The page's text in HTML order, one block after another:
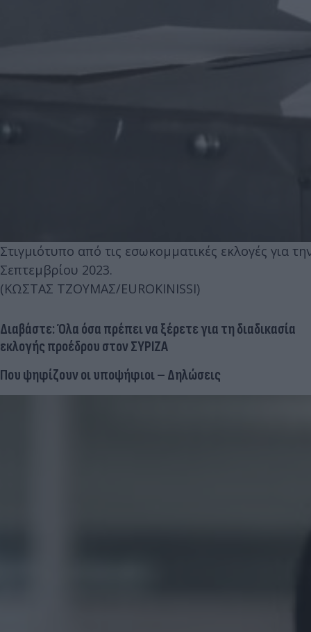
Στιγμιότυπο από τις εσωκομματικές εκλογές για
Σεπτεμβρίου 2023.
(ΚΩΣΤΑΣ ΤΖΟΥΜΑΣ/EUROKINISSI)
Διαβάστε:Όλα όσα πρέπει να ξέρετε για τη διαδικασία
εκλογής προέδρου στον ΣΥΡΙΖΑ
Που ψηφίζουν οι υποψήφιοι – Δηλώσεις